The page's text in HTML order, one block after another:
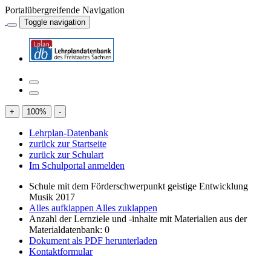
Portalübergreifende Navigation
Toggle navigation
+ 100% -
Lehrplan-Datenbank
zurück zur Startseite
zurück zur Schulart
Im Schulportal anmelden
Schule mit dem Förderschwerpunkt geistige Entwicklung
Musik 2017
Alles aufklappen Alles zuklappen
Anzahl der Lernziele und -inhalte mit Materialien aus der
Materialdatenbank: 0
Dokument als PDF herunterladen
Kontaktformular